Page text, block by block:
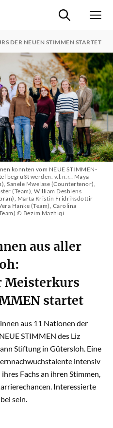
Suche ein-/
DER NEUEN STIMMEN STARTET
konnten vom NEUE STIMMEN-
begrüßt werden. v.l.n.r.: Maya
Sanele Mwelase (Countertenor),
(Team), William Desbiens
Marta Kristin Fridriksdottir
Hanke (Team), Carolina
© Bezim Mazhiqi
aus aller
startet
aus 11 Nationen der
STIMMEN des Liz
Stiftung in Gütersloh. Eine
intensiv
Fachs an ihren Stimmen,
Interessierte
sein.